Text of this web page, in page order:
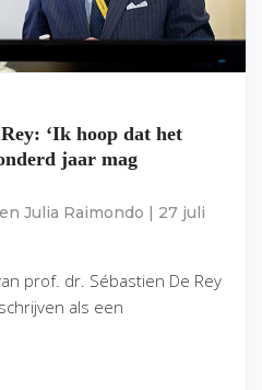
‘Ik hoop dat het
jaar mag
en Julia Raimondo
27 juli
prof. dr. Sébastien De Rey
als een